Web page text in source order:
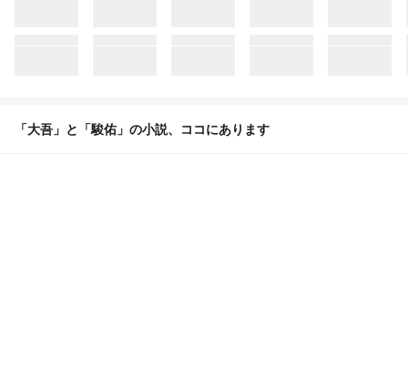
「大吾」と「駿佑」の小説、ココにあります